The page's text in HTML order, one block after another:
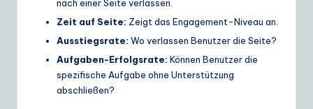
nach einer Seite verlassen.
Zeit auf Seite: Zeigt das Engagement-Niveau an.
Ausstiegsrate: Wo verlassen Benutzer die Seite?
Aufgaben-Erfolgsrate: Können Benutzer die
spezifische Aufgabe ohne Unterstützung
abschließen?